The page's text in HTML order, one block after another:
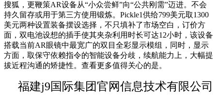
搜狐，更鞭策AR设备从“小众尝鲜”向“公共刚需”迈进。不会
持久留存或用于第三方使用锻炼。Pickle1供给799美元取1300
美元两种设置装备摆设选择，不只填补了市场空白，订价方
面，双电池设想的插手使其夹杂利用时长可达12小时，该设备
搭载当前AR眼镜中最宽广的双目全彩显示模组，同时，显示
方面，取保守依赖指令的智能设备分歧，续航能力上，大幅提
拔近程沟通的矫捷性。查看更多值得关心的是。
福建j9国际集团官网信息技术有限公司